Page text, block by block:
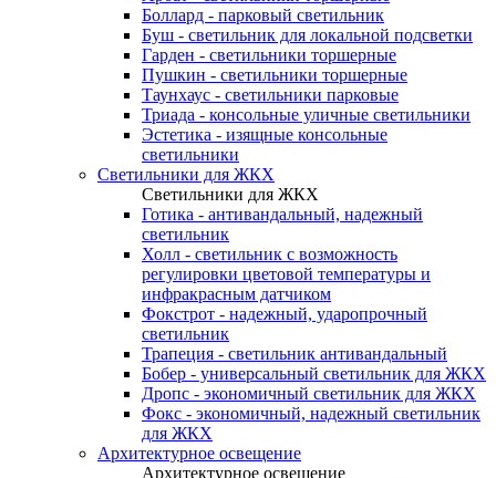
Боллард - парковый светильник
Буш - светильник для локальной подсветки
Гарден - светильники торшерные
Пушкин - светильники торшерные
Таунхаус - светильники парковые
Триада - консольные уличные светильники
Эстетика - изящные консольные
светильники
Светильники для ЖКХ
Светильники для ЖКХ
Готика - антивандальный, надежный
светильник
Холл - светильник с возможность
регулировки цветовой температуры и
инфракрасным датчиком
Фокстрот - надежный, ударопрочный
светильник
Трапеция - светильник антивандальный
Бобер - универсальный светильник для ЖКХ
Дропс - экономичный светильник для ЖКХ
Фокс - экономичный, надежный светильник
для ЖКХ
Архитектурное освещение
Архитектурное освещение